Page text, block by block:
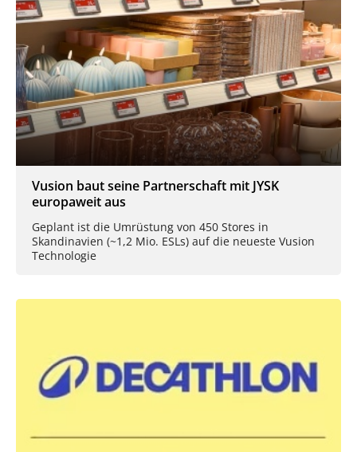
Vusion baut seine Partnerschaft mit JYSK
europaweit aus
Geplant ist die Umrüstung von 450 Stores in
Skandinavien (~1,2 Mio. ESLs) auf die neueste Vusion
Technologie